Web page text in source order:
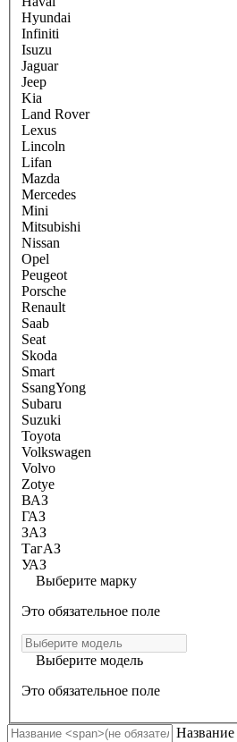
Hyundai
Infiniti
Isuzu
Jaguar
Jeep
Kia
Land Rover
Lexus
Lincoln
Lifan
Mazda
Mercedes
Mini
Mitsubishi
Nissan
Opel
Peugeot
Porsche
Renault
Saab
Seat
Skoda
Smart
SsangYong
Subaru
Suzuki
Toyota
Volkswagen
Volvo
Zotye
ВАЗ
ГАЗ
ЗАЗ
ТагАЗ
УАЗ
Выберите марку
Это обязательное поле
Выберите модель
Это обязательное поле
Название